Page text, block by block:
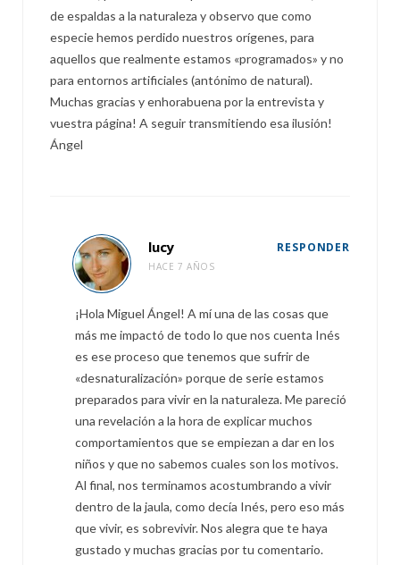
de espaldas a la naturaleza y observo que como
especie hemos perdido nuestros orígenes, para
aquellos que realmente estamos «programados» y no
para entornos artificiales (antónimo de natural).
Muchas gracias y enhorabuena por la entrevista y
vuestra página! A seguir transmitiendo esa ilusión!
Ángel
lucy
HACE 7 AÑOS
RESPONDER
¡Hola Miguel Ángel! A mí una de las cosas que
más me impactó de todo lo que nos cuenta Inés
es ese proceso que tenemos que sufrir de
«desnaturalización» porque de serie estamos
preparados para vivir en la naturaleza. Me pareció
una revelación a la hora de explicar muchos
comportamientos que se empiezan a dar en los
niños y que no sabemos cuales son los motivos.
Al final, nos terminamos acostumbrando a vivir
dentro de la jaula, como decía Inés, pero eso más
que vivir, es sobrevivir. Nos alegra que te haya
gustado y muchas gracias por tu comentario.